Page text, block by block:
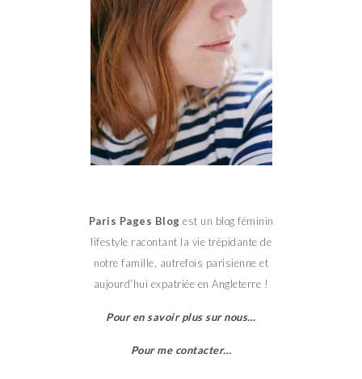
Paris Pages Blog est un blog féminin
lifestyle racontant la vie trépidante de
notre famille, autrefois parisienne et
aujourd’hui expatriée en Angleterre !
Pour en savoir plus sur nous…
Pour me contacter…